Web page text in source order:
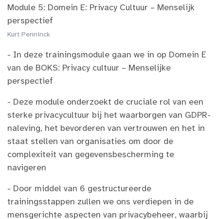
Module 5: Domein E: Privacy Cultuur – Menselijk
perspectief
Kurt Penninck
- In deze trainingsmodule gaan we in op Domein E
van de BOKS: Privacy cultuur – Menselijke
perspectief​
- Deze module onderzoekt de cruciale rol van een
sterke privacycultuur bij het waarborgen van GDPR-
naleving, het bevorderen van vertrouwen en het in
staat stellen van organisaties om door de
complexiteit van gegevensbescherming te
navigeren​
- Door middel van 6 gestructureerde
trainingsstappen zullen we ons verdiepen in de
mensgerichte aspecten van privacybeheer, waarbij